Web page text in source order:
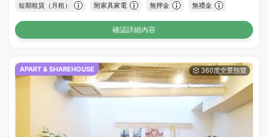
短期租賃（月租） 附家具家電 無押金 無禮金
確認詳細內容
APART & SHAREHOUSE